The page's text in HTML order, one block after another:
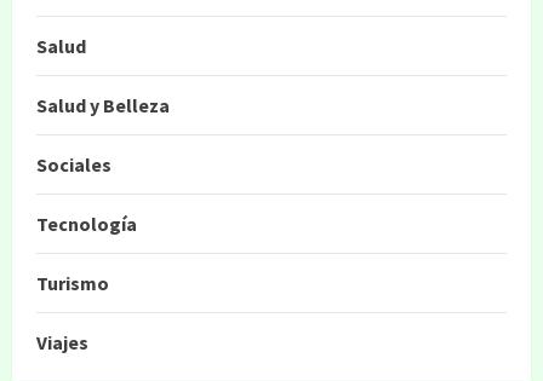
Salud
Salud y Belleza
Sociales
Tecnología
Turismo
Viajes